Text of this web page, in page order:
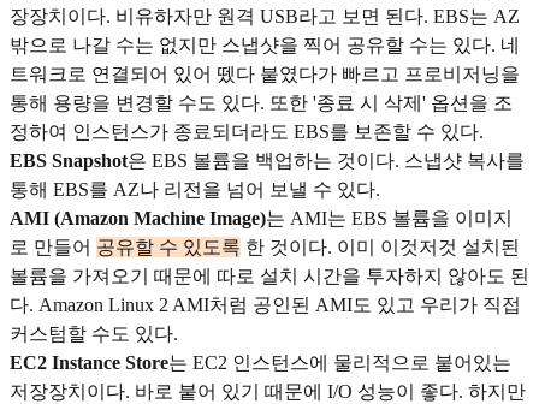
장장치이다. 비유하자만 원격 USB라고 보면 된다. EBS는 AZ
밖으로 나갈 수는 없지만 스냅샷을 찍어 공유할 수는 있다. 네
트워크로 연결되어 있어 뗐다 붙였다가 빠르고 프로비저닝을
통해 용량을 변경할 수도 있다. 또한 '종료 시 삭제' 옵션을 조
정하여 인스턴스가 종료되더라도 EBS를 보존할 수 있다.
EBS Snapshot은 EBS 볼륨을 백업하는 것이다. 스냅샷 복사를
통해 EBS를 AZ나 리전을 넘어 보낼 수 있다.
AMI (Amazon Machine Image)는 AMI는 EBS 볼륨을 이미지
로 만들어 공유할 수 있도록 한 것이다. 이미 이것저것 설치된
볼륨을 가져오기 때문에 따로 설치 시간을 투자하지 않아도 된
다. Amazon Linux 2 AMI처럼 공인된 AMI도 있고 우리가 직접
커스텀할 수도 있다.
EC2 Instance Store는 EC2 인스턴스에 물리적으로 붙어있는
저장장치이다. 바로 붙어 있기 때문에 I/O 성능이 좋다. 하지만